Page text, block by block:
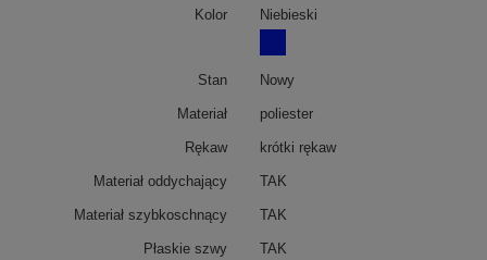
Kolor Niebieski
Stan Nowy
Materiał poliester
Rękaw krótki rękaw
Materiał oddychający TAK
Materiał szybkoschnący TAK
Płaskie szwy TAK